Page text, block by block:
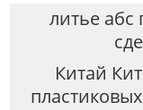
литье абс
Китай